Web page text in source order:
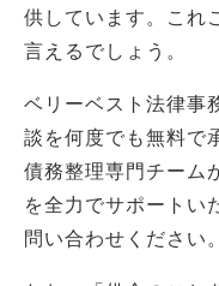
供しています。これ
言えるでしょう。
ベリーベスト法律事
談を何度でも無料で
債務整理専門チーム
を全力でサポートい
問い合わせください。